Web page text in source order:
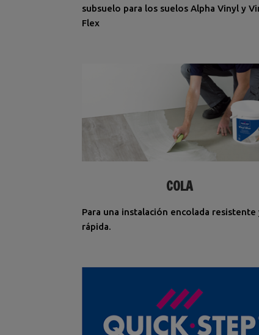
subsuelo para los suelos Alpha Vinyl y
Flex
COLA
Para una instalación encolada resistente
rápida.